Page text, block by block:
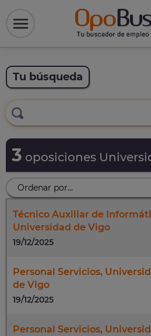
Tu búsqueda
3 oposiciones
Técnico Auxiliar de
Universidad de Vigo
19/12/2025
Personal Servicios,
de Vigo
19/12/2025
Personal Servicios,